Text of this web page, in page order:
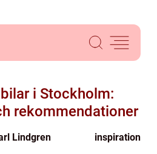
i Stockholm:
rekommendationer
Lindgren inspiration